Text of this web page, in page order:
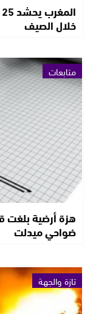
خلال الصيف
متابعات
ضواحي ميدلت
تازة والجهة